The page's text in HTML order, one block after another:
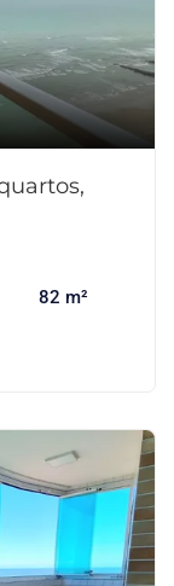
82 m²